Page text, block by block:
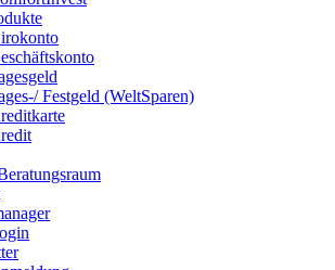
Festgeld (WeltSparen)